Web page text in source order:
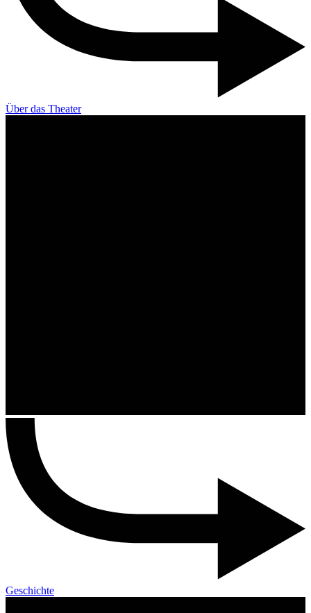
Über das Theater
Geschichte